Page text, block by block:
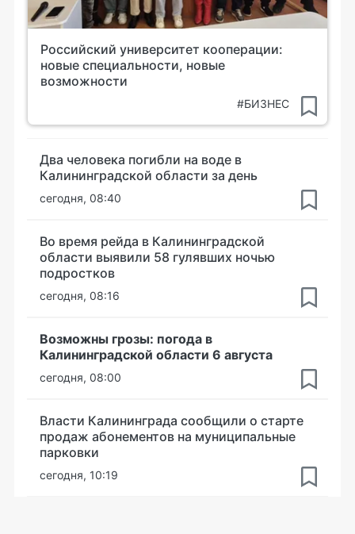
Российский университет кооперации:
новые специальности, новые
возможности
#БИЗНЕС
Два человека погибли на воде в
Калининградской области за день
сегодня, 08:40
Во время рейда в Калининградской
области выявили 58 гулявших ночью
подростков
сегодня, 08:16
Возможны грозы: погода в
Калининградской области 6 августа
сегодня, 08:00
Власти Калининграда сообщили о старте
продаж абонементов на муниципальные
парковки
сегодня, 10:19